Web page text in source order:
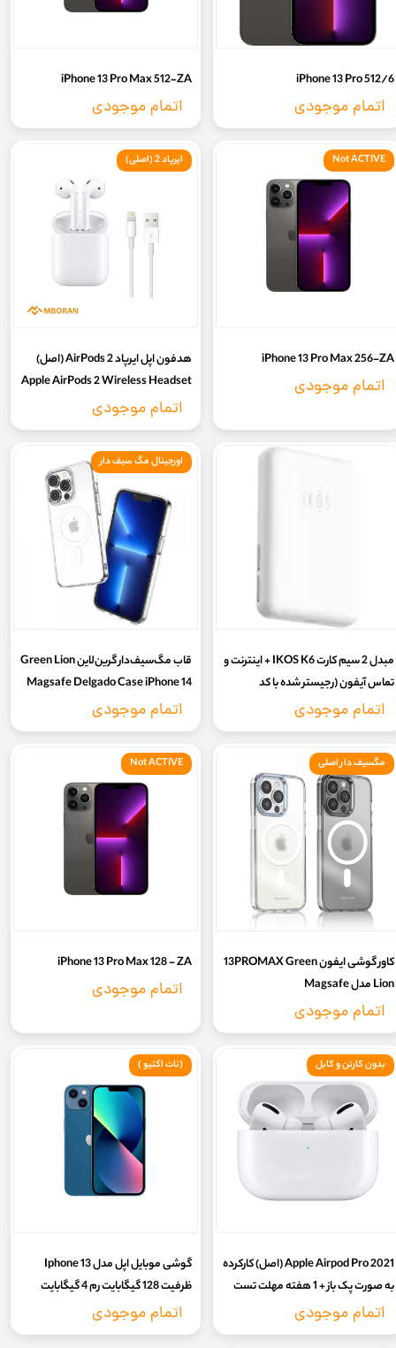
6/iPhone 13 Pro 512
اتمام موجودی
iPhone 13 Pro Max 512-ZA
اتمام موجودی
iPhone 13 Pro Max 256-ZA
اتمام موجودی
Not ACTIVE
هدفون اپل ایرپاد 2 AirPods (اصل)
Apple AirPods 2 Wireless Headset
اتمام موجودی
ایرپاد 2 (اصلی)
مبدل 2 سیم کارت IKOS K6 + اینترنت و
تماس آیفون (رجیستر شده با کد
فعالسازی ، تضمین رجیستری ،تحویل
فوری)
اتمام موجودی
قاب مگ‌سیف‌دار گرین‌لاین Green Lion
Magsafe Delgado Case iPhone 14
pro max
اتمام موجودی
اورجینال مگ سیف دار
کاور گوشی ایفون 13PROMAX Green
Lion مدل Magsafe
اصلی شرکتی با ضمانت مادام اصالت کالا
اتمام موجودی
مگسیف دار اصلی
iPhone 13 Pro Max 128 - ZA
اتمام موجودی
Not ACTIVE
2021 Apple Airpod Pro (اصل) کارکرده
به صورت پک باز + 1 هفته مهلت تست
کالا
اتمام موجودی
بدون کارتن و کابل
گوشی موبایل اپل مدل Iphone 13
ظرفیت 128 گیگابایت رم 4 گیگابایت
CH - اصلی - (گارانتی 18ماه شرکتی-
اتمام موجودی
(نات اکتیو )